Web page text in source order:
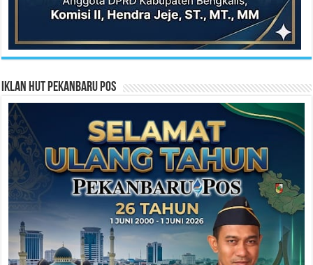
Iklan HUT Pekanbaru Pos